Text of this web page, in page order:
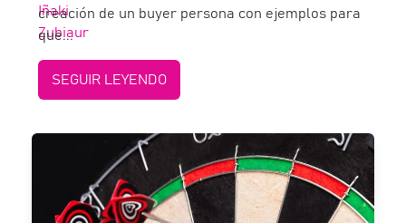
creación de un buyer persona con ejemplos para
que...
SEGUIR LEYENDO